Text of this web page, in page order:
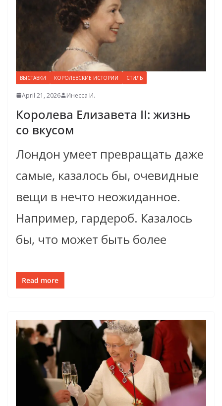
ВЫСТАВКИ КОРОЛЕВСКИЕ ИСТОРИИ СТИЛЬ
April 21, 2026 Инесса И.
Королева Елизавета II: жизнь
со вкусом
Лондон умеет превращать даже
самые, казалось бы, очевидные
вещи в нечто неожиданное.
Например, гардероб. Казалось
бы, что может быть более
Read more